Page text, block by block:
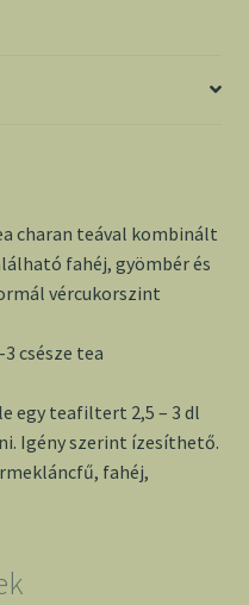
charan teával kombinált
fahéj, gyömbér és
vércukorszint
csésze tea
egy teafiltert 2,5 – 3 dl
Igény szerint ízesíthető.
fahéj,